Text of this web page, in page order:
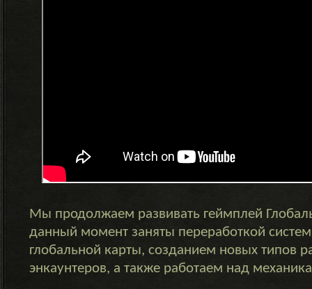
Мы продолжаем развивать геймплей
данный момент заняты переработкой
глобальной карты, созданием новых типов
энкаунтеров, а также работаем над